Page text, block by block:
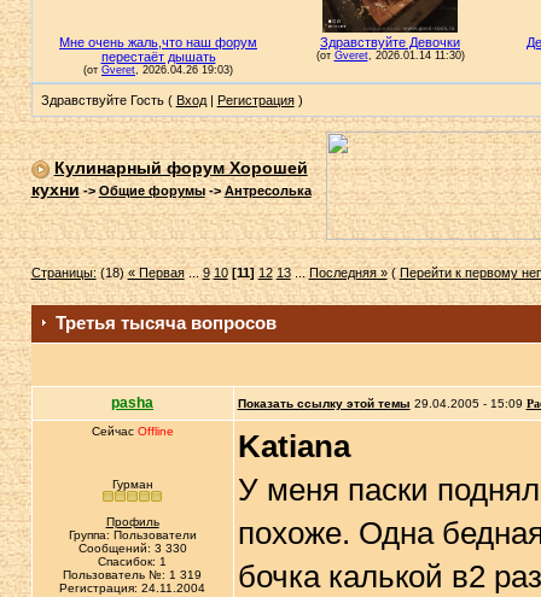
Здравствуйте Гость ( Вход| Регистрация)
Кулинарный форум Хорошей
кухни->Общие форумы-> Антресолька
Страницы:(18)« Первая...9 10 [11] 12 13...Последняя »(Перейти к первому
Третья тысяча вопросов
pasha Показать ссылку этой темы 29.04.2005 - 15:09
Сейчас Offline
Гурман
Профиль
Группа: Пользователи
Сообщений: 3 330
Спасибок: 1
Пользователь №: 1 319
Регистрация: 24.11.2004
Katiana
У меня паски
похоже. Одна
бочка калькой в2